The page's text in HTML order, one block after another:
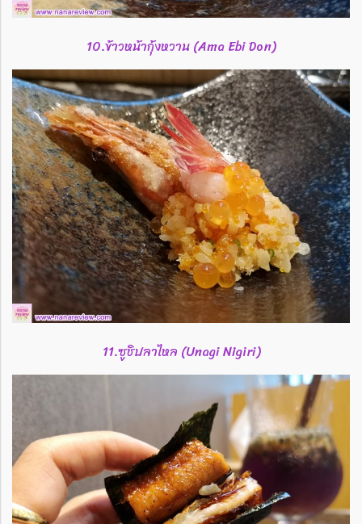
10.ข้าวหน้ากุ้งหวาน (Ama Ebi Don)
11.ซูชิปลาไหล (Unagi Nigiri)